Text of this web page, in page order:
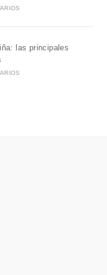
las principales